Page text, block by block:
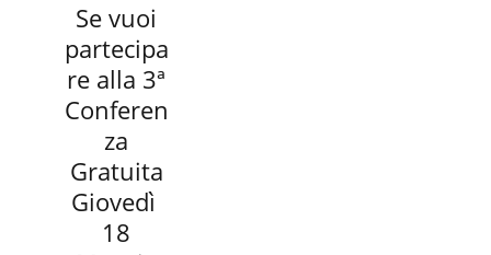
Se vuoi
partecipa
re alla 3ª
Conferen
za
Gratuita
Giovedì
18